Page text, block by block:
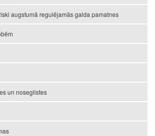
augstumā regulējamās galda pamatnes
un noseglistes